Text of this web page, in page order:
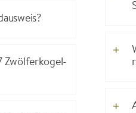
Zwölferkogel-